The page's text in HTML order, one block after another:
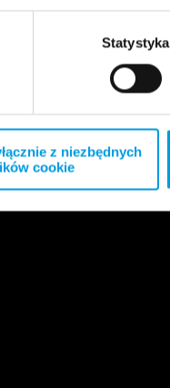
Statystyka
z niezbędnych
cookie